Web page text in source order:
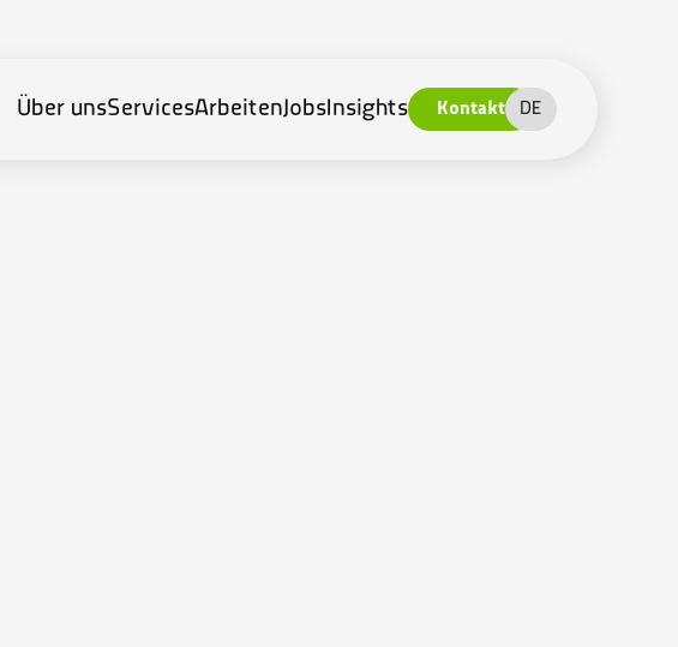
Über unsServicesArbeitenJobsInsights Kontakt DE